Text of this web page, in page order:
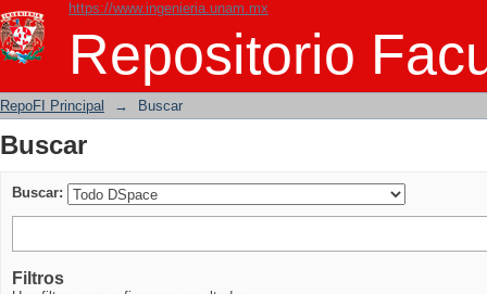
https://www.ingenieria.unam.mx
Repositorio
Buscar
RepoFI Principal → Buscar
Buscar
Buscar:
Filtros